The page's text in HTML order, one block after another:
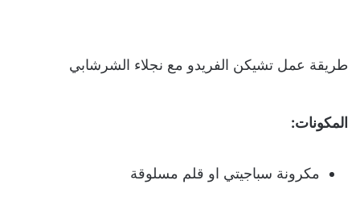
طريقة عمل تشيكن الفريدو مع نجلاء الشرشابي
المكونات:
مكرونة سباجيتي او قلم مسلوقة